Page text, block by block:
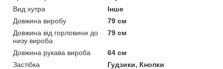
Вид хутра
Інше
Довжина виробу
79 см
Довжина від горловини до
низу вироба
79 см
Довжина рукава вироба
64 см
Застібка
Гудзики, Кнопки